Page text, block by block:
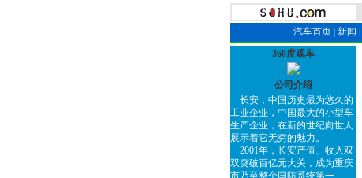
汽车首页 新闻
360度观车
公司介绍
长安，中国历史最为悠久的
工业企业，中国最大的小型车
生产企业，在新的世纪向世人
展示着它无穷的魅力。
2001年，长安产值、收入双
双突破百亿元大关，成为重庆
市乃至整个国防系统第一